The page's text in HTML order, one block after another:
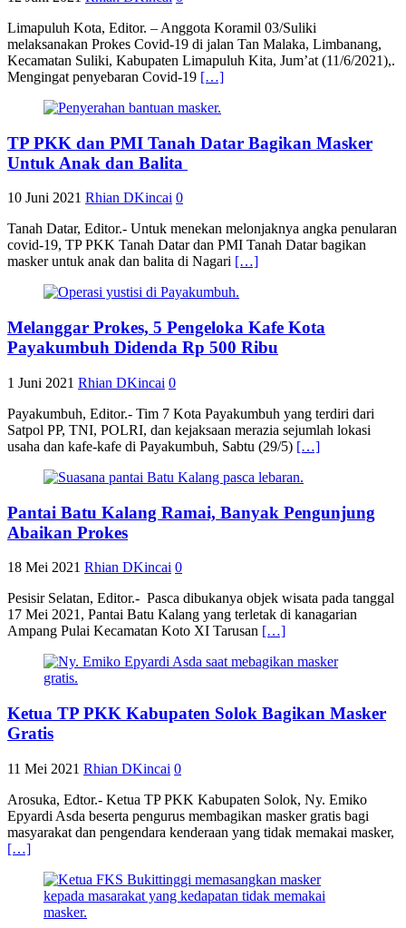
Limapuluh Kota, Editor. – Anggota Koramil 03/Suliki
melaksanakan Prokes Covid-19 di jalan Tan Malaka, Limbanang,
Kecamatan Suliki, Kabupaten Limapuluh Kita, Jum’at (11/6/2021),.
Mengingat penyebaran Covid-19 […]
TP PKK dan PMI Tanah Datar Bagikan Masker
Untuk Anak dan Balita
10 Juni 2021 Rhian DKincai 0
Tanah Datar, Editor.- Untuk menekan melonjaknya angka penularan
covid-19, TP PKK Tanah Datar dan PMI Tanah Datar bagikan
masker untuk anak dan balita di Nagari […]
Melanggar Prokes, 5 Pengeloka Kafe Kota
Payakumbuh Didenda Rp 500 Ribu
1 Juni 2021 Rhian DKincai 0
Payakumbuh, Editor.- Tim 7 Kota Payakumbuh yang terdiri dari
Satpol PP, TNI, POLRI, dan kejaksaan merazia sejumlah lokasi
usaha dan kafe-kafe di Payakumbuh, Sabtu (29/5) […]
Pantai Batu Kalang Ramai, Banyak Pengunjung
Abaikan Prokes
18 Mei 2021 Rhian DKincai 0
Pesisir Selatan, Editor.- Pasca dibukanya objek wisata pada tanggal
17 Mei 2021, Pantai Batu Kalang yang terletak di kanagarian
Ampang Pulai Kecamatan Koto XI Tarusan […]
Ketua TP PKK Kabupaten Solok Bagikan Masker
Gratis
11 Mei 2021 Rhian DKincai 0
Arosuka, Edtor.- Ketua TP PKK Kabupaten Solok, Ny. Emiko
Epyardi Asda beserta pengurus membagikan masker gratis bagi
masyarakat dan pengendara kenderaan yang tidak memakai masker,
[…]